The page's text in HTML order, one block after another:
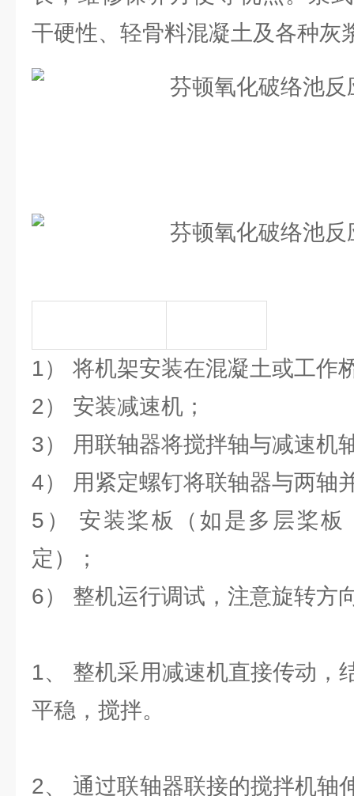
干硬性、轻骨料混凝土及各种灰
1） 将机架安装在混凝土或工作
2） 安装减速机；
3） 用联轴器将搅拌轴与减速机
4） 用紧定螺钉将联轴器与两轴
5） 安装桨板（如是多层桨板
定）；
6） 整机运行调试，注意旋转方
1、 整机采用减速机直接传动，
平稳，搅拌。
2、 通过联轴器联接的搅拌机轴